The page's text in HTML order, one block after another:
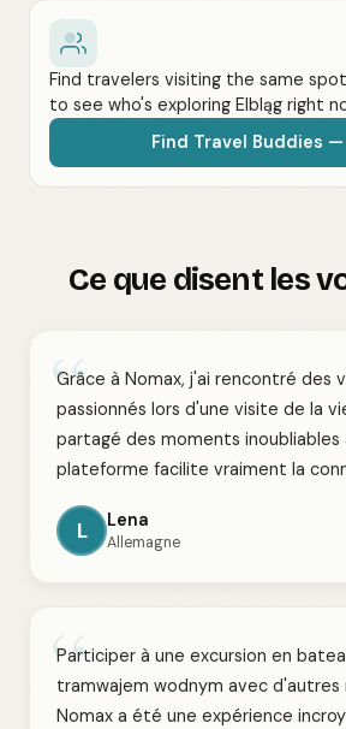
Find travelers visiting the same
to see who's exploring Elbląg right
Find Travel Buddies —
Ce que disent les
“
Grâce à Nomax, j'ai rencontré des
passionnés lors d'une visite de la
partagé des moments inoubliables
plateforme facilite vraiment la
L Lena
Allemagne
“
Participer à une excursion en
tramwajem wodnym avec d'autres
Nomax a été une expérience